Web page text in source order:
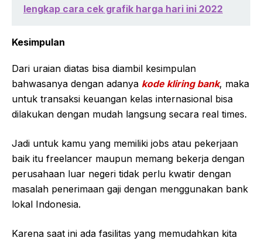
lengkap cara cek grafik harga hari ini 2022
Kesimpulan
Dari uraian diatas bisa diambil kesimpulan
bahwasanya dengan adanya kode kliring bank, maka
untuk transaksi keuangan kelas internasional bisa
dilakukan dengan mudah langsung secara real times.
Jadi untuk kamu yang memiliki jobs atau pekerjaan
baik itu freelancer maupun memang bekerja dengan
perusahaan luar negeri tidak perlu kwatir dengan
masalah penerimaan gaji dengan menggunakan bank
lokal Indonesia.
Karena saat ini ada fasilitas yang memudahkan kita